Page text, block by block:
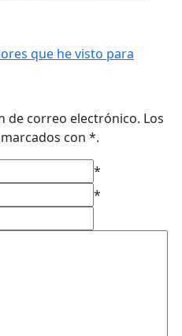
que he visto para
de correo electrónico. Los
con *.
*
*